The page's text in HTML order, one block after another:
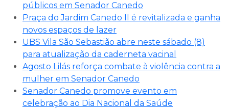
públicos em Senador Canedo
Praça do Jardim Canedo II é revitalizada e ganha
novos espaços de lazer
UBS Vila São Sebastião abre neste sábado (8)
para atualização da caderneta vacinal
Agosto Lilás reforça combate à violência contra a
mulher em Senador Canedo
Senador Canedo promove evento em
celebração ao Dia Nacional da Saúde